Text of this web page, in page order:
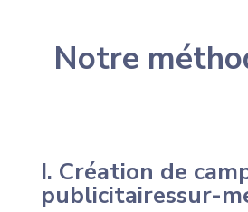
Notre
I. Création de
publicitairessur-